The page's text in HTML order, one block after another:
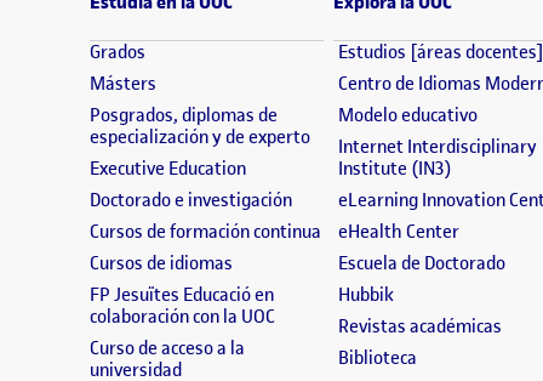
Grados (se abre en nueva ventana)
Másters (se abre en nueva ventana)
Posgrados, diplomas de
especialización y de experto(se abre en nueva ventana)
Executive Education(se abre en nueva ventana)
Doctorado e investigación(se abre en nueva ventana)
Cursos de formación continua (se abre en nueva ventana)
Cursos de idiomas (se abre en nueva ventana)
FP Jesuïtes Educació en
colaboración con la UOC(se abre en nueva ventana)
Curso de acceso a la
universidad(se abre en nueva ventana)
Estudios [áreas docentes]
Centro de Idiomas
Modelo educativo(se
Internet Interdisciplinary
Institute (IN3)(se abre
eLearning Innovation
eHealth Center(se abre
Escuela de Doctorado(se
Hubbik(se abre en nueva
Revistas académicas(se
Biblioteca(se abre en